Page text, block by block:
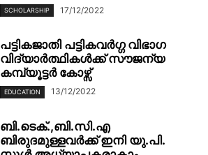
SCHOLARSHIP 17/12/2022
പട്ടികജാതി പട്ടികവർഗ്ഗ വിഭാഗ
വിദ്യാർത്ഥികൾക്ക് സൗജന്യ
കമ്പ്യൂട്ടർ കോഴ്സ്
EDUCATION 13/12/2022
ബി.ടെക്.,ബി.സി.എ
ബിരുദമുള്ളവർക്ക് ഇനി യു.പി.